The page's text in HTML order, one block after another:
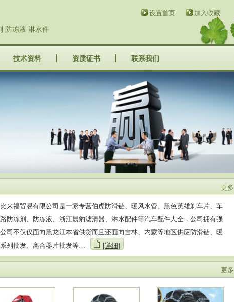
防冻液 淋水件
设置首页 加入收藏
技术资料 资质证书 联系我们
更多
来福贸易有限公司是一家专营伯虎防滑链、暖风水管、黑色英雄刹车片、车
防冻剂、防冻液、浙江晨豹滤清器、淋水配件等汽车配件大全，公司拥有强
司不仅仅面向黑龙江本省供货而且还面向吉林、内蒙等地区供应防滑链、暖
列批发、离合器片批发等…
[详细]
更多
淋水件-低温水管
汽车水管21
暖风水管批发 新款离合器片 汽车离合器片防打滑
汽车防滑链 伯虎轿车11系列防滑链 伯虎防滑链防侧滑系列